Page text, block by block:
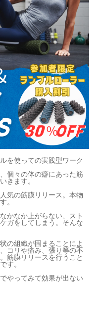
を使っての実践型ワーク
個々の体の癖にあった筋
きます。
気の筋膜リリース。本物
。
かなか上がらない、スト
ガをしてしまう。そんな
の組織が固まることによ
コリや痛み、張り等の不
筋膜リリースを行うこと
す。
やってみて効果が出ない